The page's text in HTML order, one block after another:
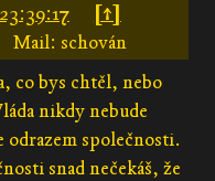
[↑]
Mail: schován
co bys chtěl, nebo
nikdy nebude
společnosti.
snad nečekáš, že